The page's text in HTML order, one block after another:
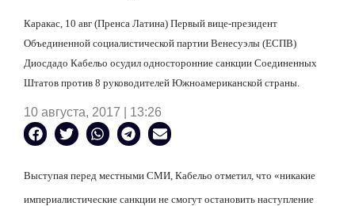
Каракас, 10 авг (Пренса Латина) Первый вице-президент
Объединенной социалистической партии Венесуэлы (ЕСПВ)
Диосдадо Кабельо осудил односторонние санкции Соединенных
Штатов против 8 руководителей Южноамериканской страны.
10 августа, 2017 | 13:26
Выступая перед местными СМИ, Кабельо отметил, что «никакие
империалистические санкции не смогут остановить наступление